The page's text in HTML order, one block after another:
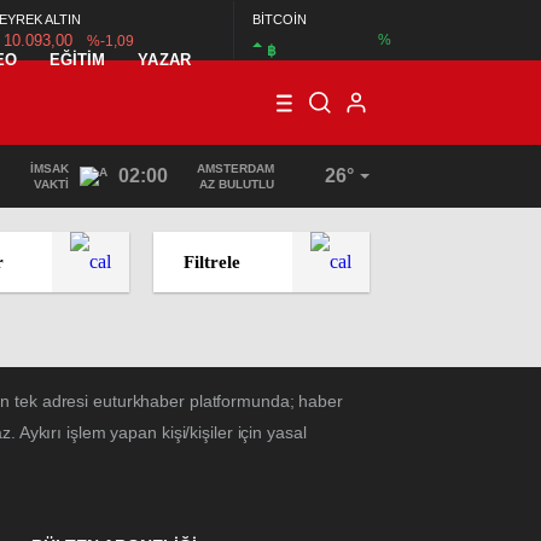
ALTIN
10.093,00 %-1,09
BİTCOİN
฿
%
EĞİTİM YAZAR
İMSAK
VAKTI
02:00
AMSTERDAM
AZ BULUTLU
26°
Filtrele
tek adresi euturkhaber platformunda; haber
Aykırı işlem yapan kişi/kişiler için yasal